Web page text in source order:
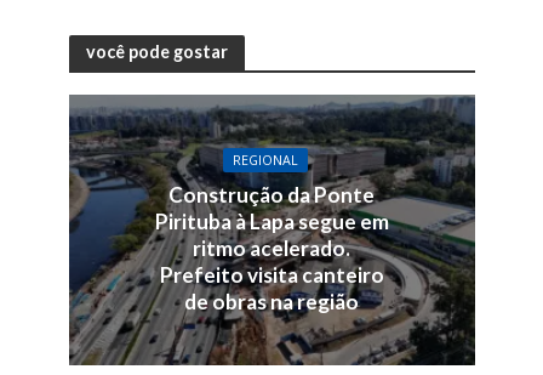
você pode gostar
REGIONAL
Construção da Ponte
Pirituba à Lapa segue em
ritmo acelerado.
Prefeito visita canteiro
de obras na região